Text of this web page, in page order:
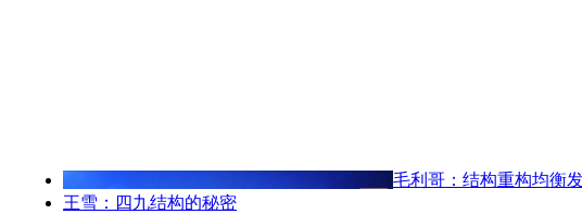
毛利哥：结构重构均衡
王雪：四九结构的秘密